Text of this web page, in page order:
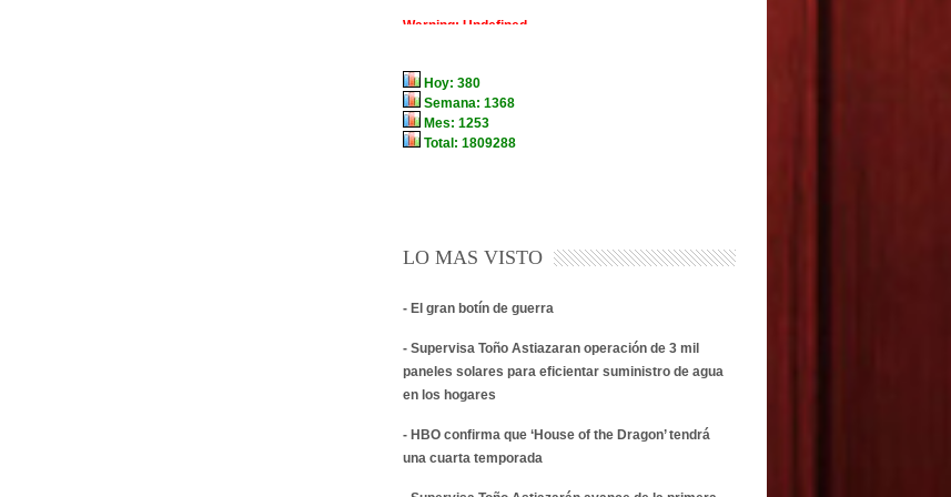
LO MAS VISTO
- El gran botín de guerra
- Supervisa Toño Astiazaran operación de 3 mil
paneles solares para eficientar suministro de agua
en los hogares
- HBO confirma que ‘House of the Dragon’ tendrá
una cuarta temporada